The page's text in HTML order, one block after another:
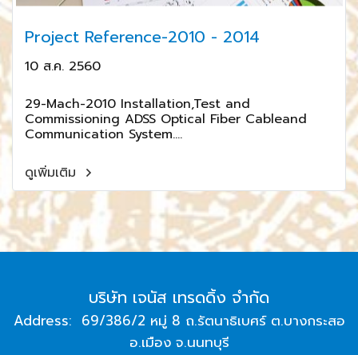
Project Reference-2010 - 2014
10 ส.ค. 2560
29-Mach-2010 Installation,Test and
Commissioning ADSS Optical Fiber Cableand
Communication System....
ดูเพิ่มเติม
บริษัท เจนัส เทรดดิ้ง จำกัด
Address: 69/386/2 หมู่ 8 ถ.รัตนาธิเบศร์ ต.บางกระสอ
อ.เมือง จ.นนทบุรี